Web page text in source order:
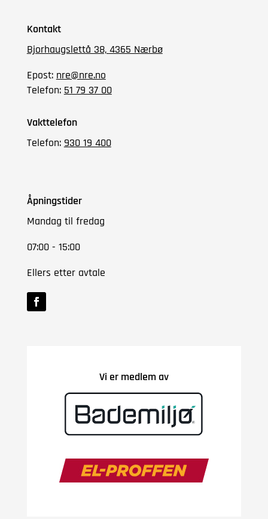
Kontakt
Bjorhaugslettå 38, 4365 Nærbø
Epost: nre@nre.no
Telefon: 51 79 37 00
Vakttelefon
Telefon: 930 19 400
Åpningstider
Mandag til fredag
07:00 - 15:00
Ellers etter avtale
Vi er medlem av